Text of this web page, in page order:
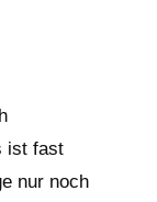
ist fast
nur noch